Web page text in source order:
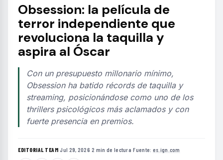
Obsession: la película de
terror independiente que
revoluciona la taquilla y
aspira al Óscar
Con un presupuesto millonario mínimo,
Obsession ha batido récords de taquilla y
streaming, posicionándose como uno de los
thrillers psicológicos más aclamados y con
fuerte presencia en premios.
EDITORIAL TEAM·Jul 29, 2026·2 min de lectura·Fuente: es.ign.com